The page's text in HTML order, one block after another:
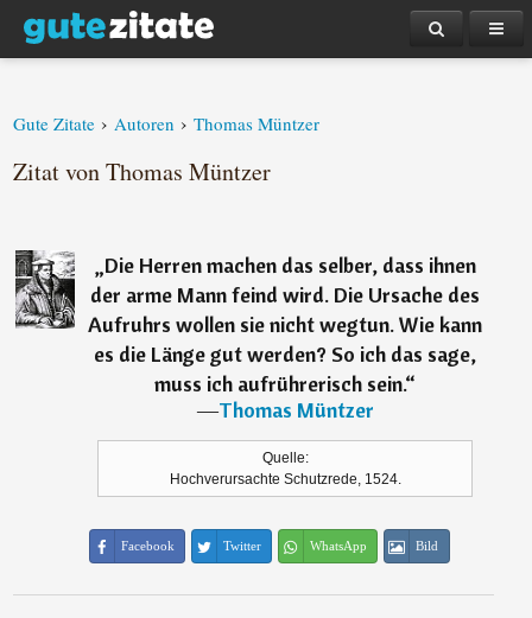
Gute Zitate › Autoren › Thomas Müntzer
Zitat von Thomas Müntzer
„Die Herren machen das selber, dass ihnen
der arme Mann feind wird. Die Ursache des
Aufruhrs wollen sie nicht wegtun. Wie kann
es die Länge gut werden? So ich das sage,
muss ich aufrührerisch sein.“
―Thomas Müntzer
Quelle:
Hochverursachte Schutzrede, 1524.
Facebook Twitter WhatsApp Bild